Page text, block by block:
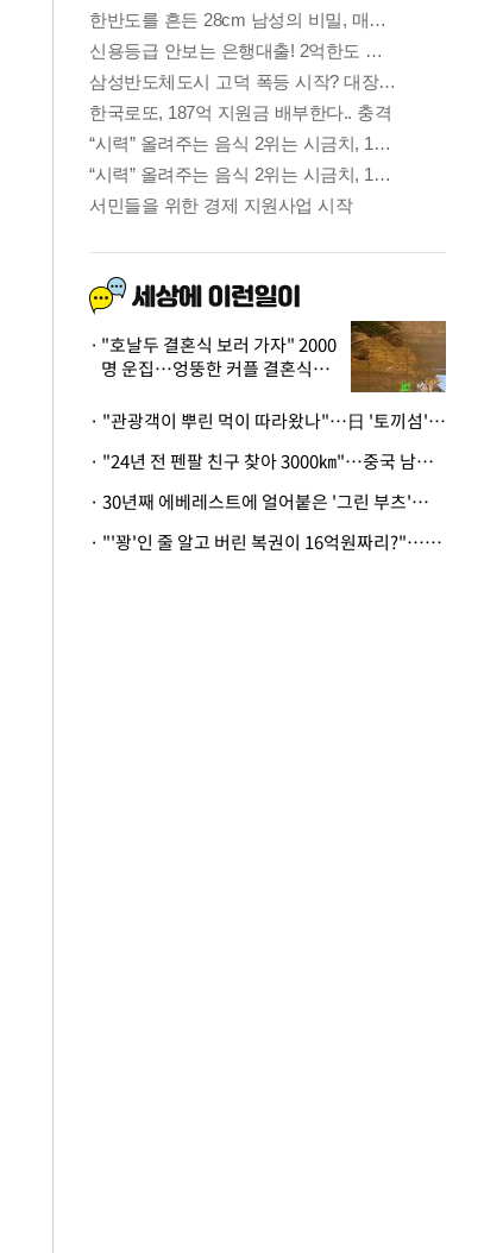
"호날두 결혼식 보러 가자" 2000
명 운집…엉뚱한 커플 결혼식에
· "관광객이 뿌린 먹이 따라왔나"…日 '토끼섬' 멧돼지, 토끼까지 사냥
· "24년 전 펜팔 친구 찾아 3000㎞"…중국 남성 사연에 '뭉클'
· 30년째 에베레스트에 얼어붙은 '그린 부츠'…드디어 가족 품으로
· "'꽝'인 줄 알고 버린 복권이 16억원짜리?"…극적으로 되찾은 사연